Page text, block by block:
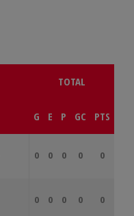
TOTAL
G E P GC PTS
0 0 0 0 0
0 0 0 0 0